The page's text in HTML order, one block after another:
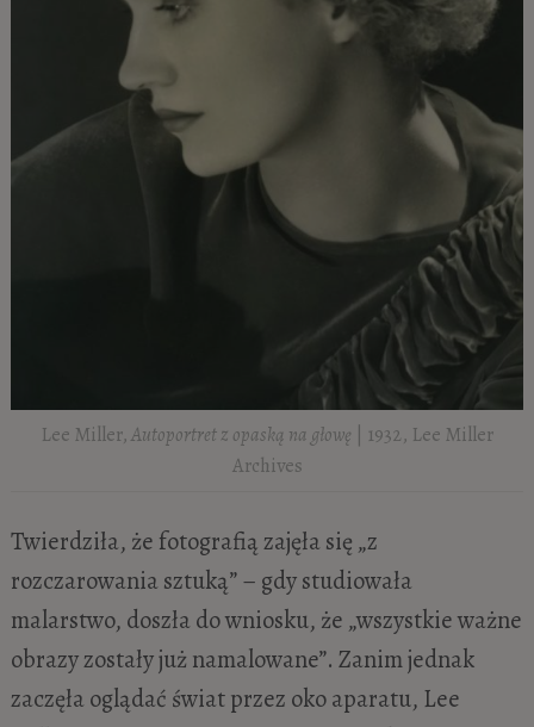
Lee Miller,Autoportret z opaską na głowę | 1932, Lee Miller
Archives
Twierdziła, że fotografią zajęła się „z
rozczarowania sztuką” – gdy studiowała
malarstwo, doszła do wniosku, że „wszystkie ważne
obrazy zostały już namalowane”. Zanim jednak
zaczęła oglądać świat przez oko aparatu, Lee